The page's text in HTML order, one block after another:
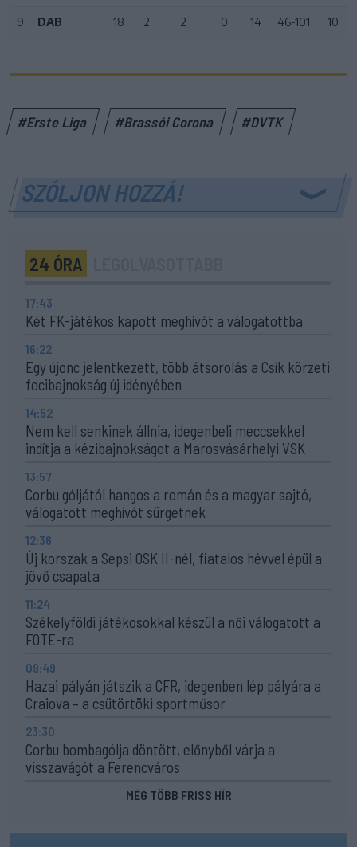
9 DAB 18 2 2 0 14 46-101 10
#Erste Liga #Brassói Corona #DVTK
SZÓLJON HOZZÁ!
24 ÓRA
17:43
Két FK-játékos kapott meghívót a válogatottba
16:22
Egy újonc jelentkezett, több átsorolás a Csík körzeti
focibajnokság új idényében
14:52
Nem kell senkinek állnia, idegenbeli meccsekkel
indítja a kézibajnokságot a Marosvásárhelyi VSK
13:57
Corbu góljától hangos a román és a magyar sajtó,
válogatott meghívót sürgetnek
12:36
Új korszak a Sepsi OSK II-nél, fiatalos hévvel épül a
jövő csapata
11:24
Székelyföldi játékosokkal készül a női válogatott a
FOTE-ra
09:49
Hazai pályán játszik a CFR, idegenben lép pályára a
Craiova – a csütörtöki sportműsor
23:30
Corbu bombagólja döntött, előnyből várja a
visszavágót a Ferencváros
MÉG TÖBB FRISS HÍR